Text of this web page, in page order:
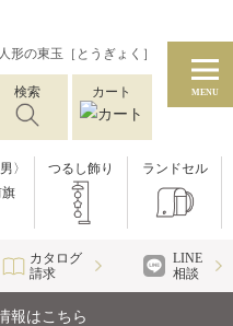
の東玉［とうぎょく］
検索 カート MENU
〉 つるし飾り ランドセル
カタログ
請求
LINE
相談
報はこちら